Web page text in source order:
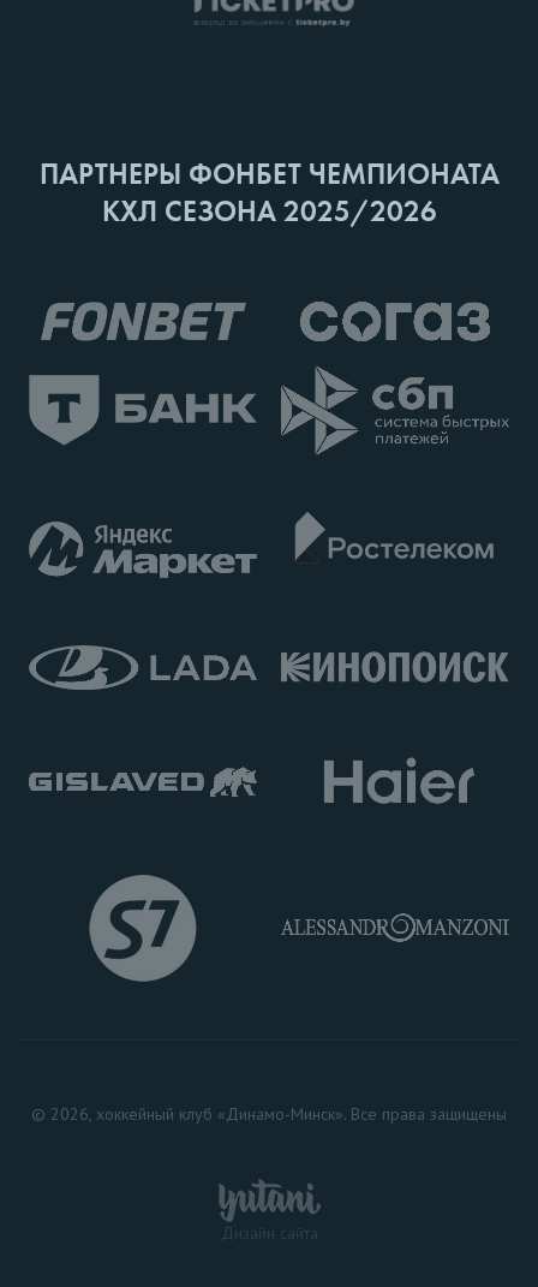
ПАРТНЕРЫ ФОНБЕТ ЧЕМПИОНАТА
КХЛ СЕЗОНА 2025/2026
© 2026, хоккейный клуб «Динамо-Минск». Все права защищены
Дизайн сайта